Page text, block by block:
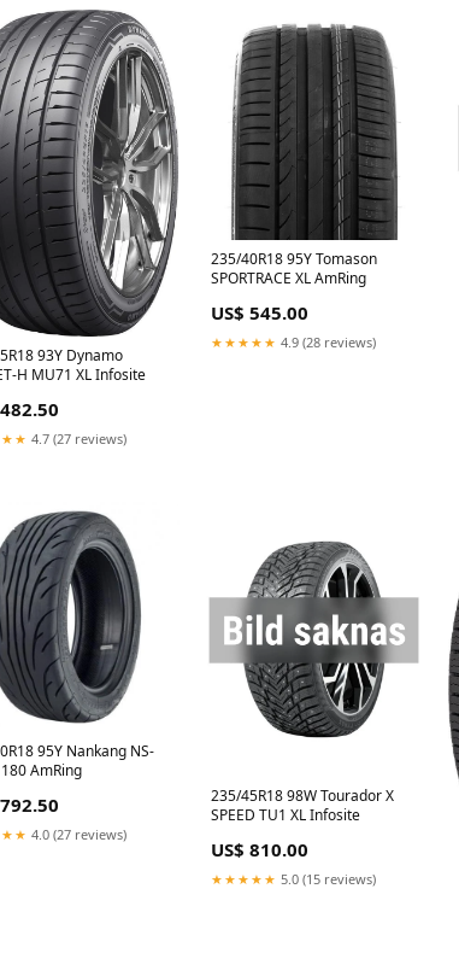
93Y Dynamo
H MU71 XL Infosite
4.7 (27 reviews)
235/40R18 95Y Tomason
SPORTRACE XL AmRing
US$ 545.00
★★★★★ 4.9 (28 reviews)
95Y Nankang NS-
180 AmRing
4.0 (27 reviews)
235/45R18 98W Tourador X
SPEED TU1 XL Infosite
US$ 810.00
★★★★★ 5.0 (15 reviews)